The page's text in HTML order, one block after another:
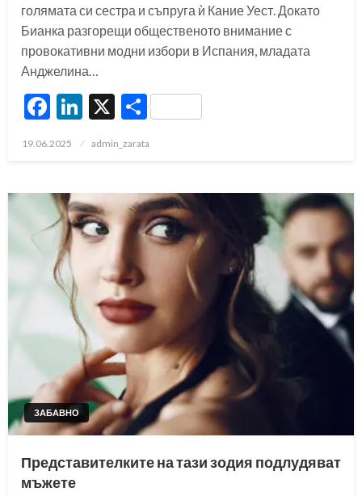
голямата си сестра и съпруга ѝ Кание Уест. Докато
Бианка разгорещи общественото внимание с
провокативни модни избори в Испания, младата
Анджелина…
Facebook
LinkedIn
X Share
Posted
19.06.2025 admin_zarata
ЗАБАВНО
Представителките на тази зодия подлудяват
мъжете